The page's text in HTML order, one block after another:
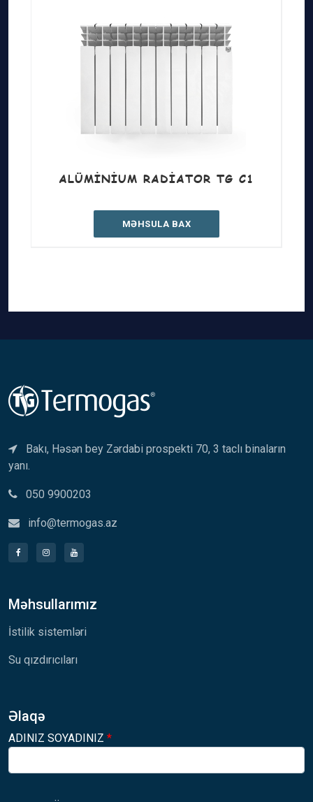
ALÜMINIUM RADIATOR TG C1
MƏHSULA BAX
Bakı, Həsən bey Zərdabi prospekti 70, 3 taclı binaların
yanı.
050 9900203
info@termogas.az
Məhsullarımız
İstilik sistemləri
Su qızdırıcıları
Əlaqə
ADINIZ SOYADINIZ *